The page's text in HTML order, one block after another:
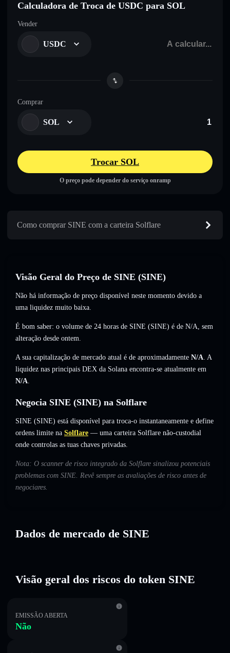
Calculadora de Troca de USDC para SOL
Vender
USDC
Comprar
SOL
Trocar SOL
O preço pode depender do serviço onramp
Como comprar SINE com a carteira Solflare
Visão Geral do Preço de SINE (SINE)
Não há informação de preço disponível neste momento devido a
uma liquidez muito baixa.
É bom saber: o volume de 24 horas de SINE (SINE) é de N/A, sem
alteração desde ontem.
A sua capitalização de mercado atual é de aproximadamente N/A. A
liquidez nas principais DEX da Solana encontra-se atualmente em
N/A.
Negocia SINE (SINE) na Solflare
SINE (SINE) está disponível para troca-o instantaneamente e define
ordens limite na Solflare — uma carteira Solflare não-custodial
onde controlas as tuas chaves privadas.
Nota: O scanner de risco integrado da Solflare sinalizou potenciais
problemas com SINE. Revê sempre as avaliações de risco antes de
negociares.
Dados de mercado de SINE
Visão geral dos riscos do token SINE
EMISSÃO ABERTA
Não